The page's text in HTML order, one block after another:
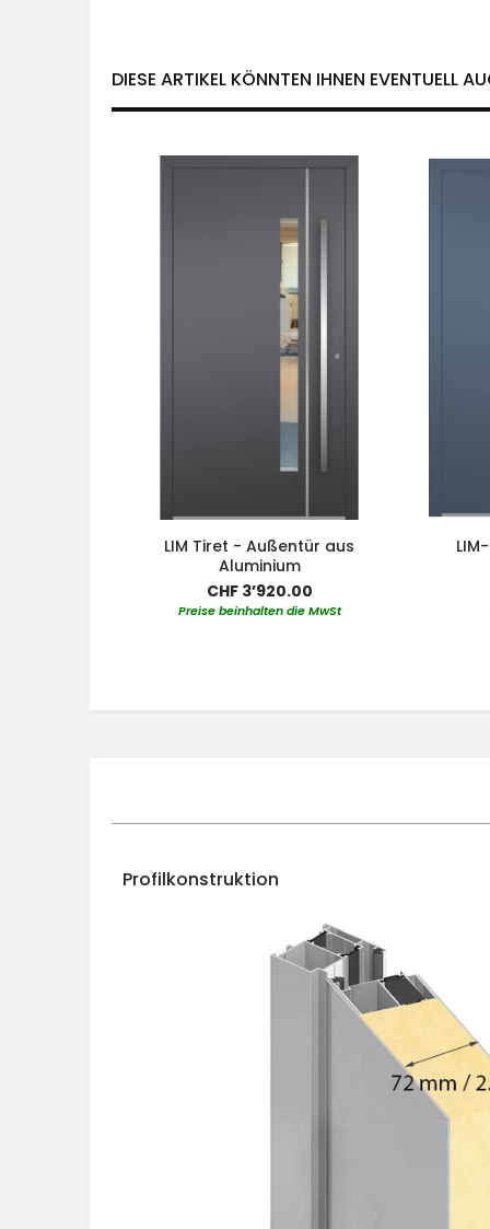
DIESE ARTIKEL KÖNNTEN IHNEN EVENTUELL
LIM Tiret - Außentür aus
Aluminium
CHF 3’920.00
Preise beinhalten die MwSt